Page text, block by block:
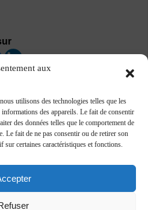
aux
utilisons des technologies telles que les
des appareils. Le fait de consentir
des données telles que le comportement de
Le fait de ne pas consentir ou de retirer son
sur certaines caractéristiques et fonctions.